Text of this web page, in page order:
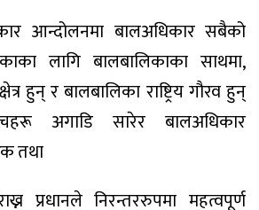
आन्दोलनमा बालअधिकार सबैको
लागि बालबालिकाका साथमा,
हुन् र बालबालिका राष्ट्रिय गौरव हुन्
अगाडि सारेर बालअधिकार
तथा
प्रधानले निरन्तररुपमा महत्वपूर्ण